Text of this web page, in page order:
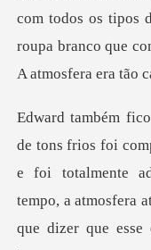
com todos os tipo
e foi totalmente
tempo, a atmosfera